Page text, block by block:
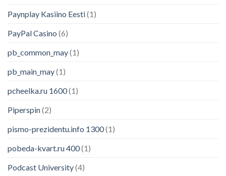
Paynplay Kasiino Eesti(1)
PayPal Casino (6)
pb_common_may(1)
pb_main_may(1)
pcheelka.ru 1600(1)
Piperspin(2)
pismo-prezidentu.info 1300(1)
pobeda-kvart.ru 400(1)
Podcast University(4)